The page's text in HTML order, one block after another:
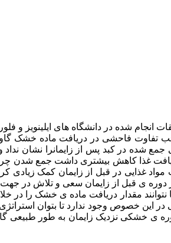
تفاوت فاحشی در دریافت ماده خشک
۳ هفته ی آخر آبستنی و مقدار چربی جمع شده در کبد
غذا کاهش بیشتری داشت جمع شدن
غذایی در قبل از زایمان کمک زیادی
نتوانند مقدار دریافت ماده ی خشک را
در این خصوص وجود ندارد تا بتوان
ی خشکی نزدیک زایمان به طور طبیعی